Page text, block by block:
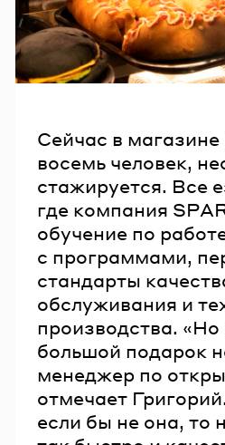
Сейчас в магазине
восемь человек,
стажируется. Все
где компания
обучение по
с программами,
стандарты
обслуживания и
производства.
большой подарок
менеджер по
отмечает
если бы не она, то